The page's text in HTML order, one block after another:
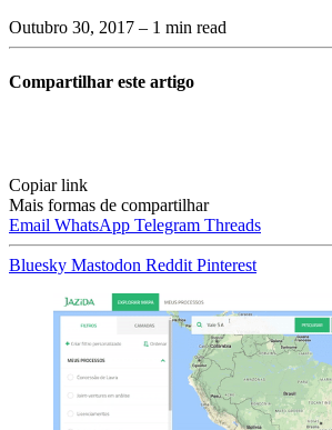
Outubro 30, 2017 – 1 min read
Compartilhar este artigo
Copiar link
Mais formas de compartilhar
Email WhatsApp Telegram Threads
Bluesky Mastodon Reddit Pinterest